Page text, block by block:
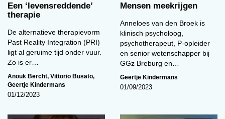
Een ‘levens­reddende’
therapie
De alternatieve therapievorm
Past Reality Integration (PRI)
ligt al geruime tijd onder vuur.
Zo is er…
Anouk Bercht, Vittorio Busato,
Geertje Kindermans
01/12/2023
Mensen meekrijgen
Anneloes van den Broek is
klinisch psycholoog,
psychotherapeut, P-opleider
en senior wetenschapper bij
GGz Breburg en…
Geertje Kindermans
01/09/2023